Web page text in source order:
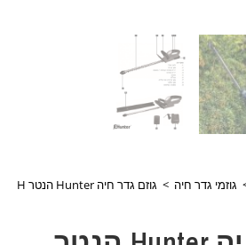
גוזמי גדר חיה > גוזם גדר חיה Hunter הנטר 3AH